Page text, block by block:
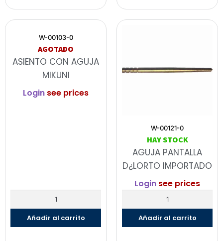
W-00103-0
AGOTADO
ASIENTO CON AGUJA
MIKUNI
Login see prices
Añadir al carrito
W-00121-0
HAY STOCK
AGUJA PANTALLA
D¿LORTO IMPORTADO
Login see prices
Añadir al carrito